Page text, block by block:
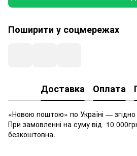
Поширити у соцмережах
Доставка Оплата
«Новою поштою» по Україні — згідно
При замовленні на суму від 10
безкоштовна.